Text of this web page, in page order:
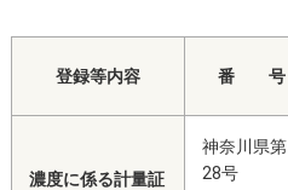
登録等内容 番 号
濃度に係る計量証
神奈川県第
28号